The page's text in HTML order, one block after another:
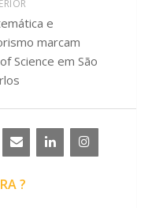
e
marcam
Science em São
?